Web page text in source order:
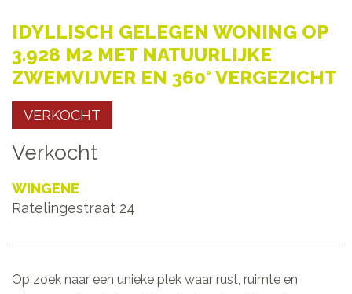
IDYLLISCH GELEGEN WONING OP
3.928 M2 MET NATUURLIJKE
ZWEMVIJVER EN 360° VERGEZICHT
VERKOCHT
Verkocht
WINGENE
Ratelingestraat 24
Op zoek naar een unieke plek waar rust, ruimte en